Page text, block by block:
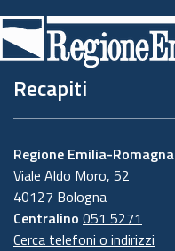
Recapiti
Regione Emilia-Romagna
Viale Aldo Moro, 52
40127 Bologna
Centralino 051 5271
Cerca telefoni o indirizzi